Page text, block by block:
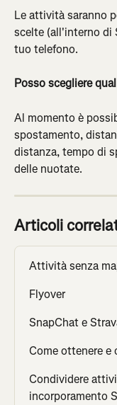
Le attività saranno
scelte (all'interno di
tuo telefono.
Posso scegliere
Al momento è
spostamento,
distanza, tempo di
delle nuotate.
Articoli
Attività senza
Flyover
SnapChat e
Come ottenere e
Condividere
incorporamento